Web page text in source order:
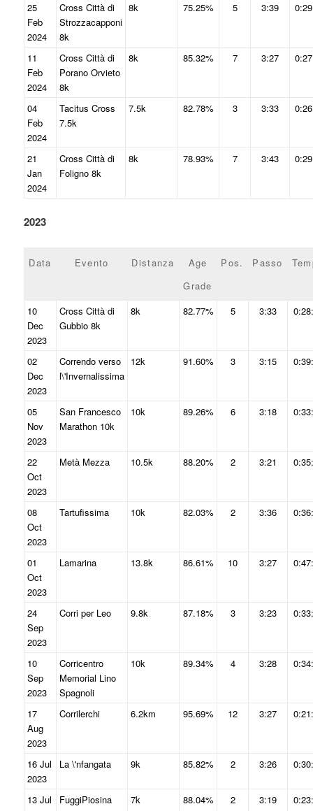
25
Feb
2024
Cross Città di
Strozzacapponi
8k
8k 75.25% 5 3:39
11
Feb
2024
Cross Città di
Porano Orvieto
8k
8k 85.32% 7 3:27
04
Feb
2024
Tacitus Cross
7.5k
7.5k 82.78% 3 3:33
21
Jan
2024
Cross Città di
Foligno 8k
8k 78.93% 7 3:43
2023
Data Evento Distanza
Age
Grade
Pos. Passo
10
Dec
2023
Cross Città di
Gubbio 8k
8k 82.77% 5 3:33
02
Dec
2023
Correndo verso
l\'Invernalissima
12k 91.60% 3 3:15
05
Nov
2023
San Francesco
Marathon 10k
10k 89.26% 6 3:18
22
Oct
2023
Metà Mezza 10.5k 88.20% 2 3:21
08
Oct
2023
Tartufissima 10k 82.03% 2 3:36
01
Oct
2023
Lamarina 13.8k 86.61% 10 3:27
24
Sep
2023
Corri per Leo 9.8k 87.18% 3 3:23
10
Sep
2023
Corricentro
Memorial Lino
Spagnoli
10k 89.34% 4 3:28
17
Aug
2023
Corrilerchi 6.2km 95.69% 12 3:27
16 Jul
2023
La \'nfangata 9k 85.82% 2 3:26
13 Jul
FuggiPiosina 7k 88.04% 2 3:19